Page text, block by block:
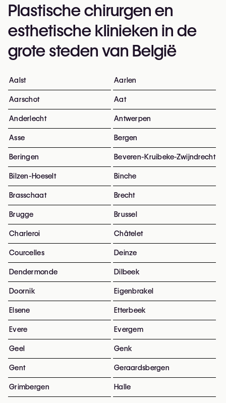
Plastische chirurgen en
esthetische klinieken in de
grote steden van België
Aalst Aarlen
Aarschot Aat
Anderlecht Antwerpen
Asse Bergen
Beringen Beveren-Kruibeke-Zwijndrecht
Bilzen-Hoeselt Binche
Brasschaat Brecht
Brugge Brussel
Charleroi Châtelet
Courcelles Deinze
Dendermonde Dilbeek
Doornik Eigenbrakel
Elsene Etterbeek
Evere Evergem
Geel Genk
Gent Geraardsbergen
Grimbergen Halle